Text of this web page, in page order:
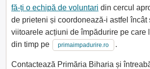
fă-ți o echipă de voluntari din cercul
de prieteni și coordonează-i astfel încât
viitoarele acțiuni de împădurire pe care
din timp pe
primaimpadurire.ro .
Contactează Primăria Biharia și